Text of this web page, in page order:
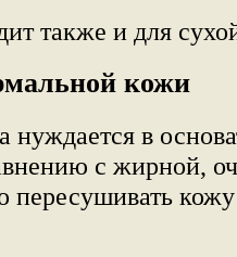
также и для
кожи
нуждается в
с жирной,
пересушивать